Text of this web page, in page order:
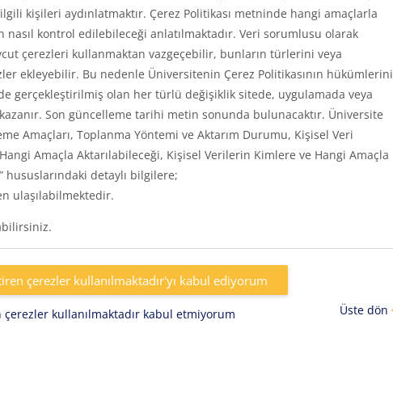
kişileri aydınlatmaktır. Çerez Politikası metninde hangi amaçlarla
kontrol edilebileceği anlatılmaktadır. Veri sorumlusu olarak
çerezleri kullanmaktan vazgeçebilir, bunların türlerini veya
ekleyebilir. Bu nedenle Üniversitenin Çerez Politikasının hükümlerini
gerçekleştirilmiş olan her türlü değişiklik sitede, uygulamada veya
Son güncelleme tarihi metin sonunda bulunacaktır. Üniversite
Amaçları, Toplanma Yöntemi ve Aktarım Durumu, Kişisel Veri
Amaçla Aktarılabileceği, Kişisel Verilerin Kimlere ve Hangi Amaçla
hususlarındaki detaylı bilgilere;
ulaşılabilmektedir.
çerezler kullanılmaktadır'yı kabul ediyorum
kullanılmaktadır kabul etmiyorum Üste dön